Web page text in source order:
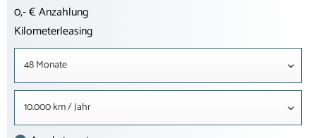
0,- € Anzahlung
Kilometerleasing
48 Monate
10.000 km / Jahr